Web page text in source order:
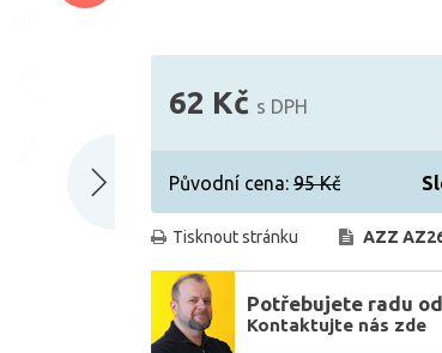
62 Kč s DPH
Původní cena: 95 Kč
Tisknout stránku AZZ
Potřebujete radu
Kontaktujte nás zde